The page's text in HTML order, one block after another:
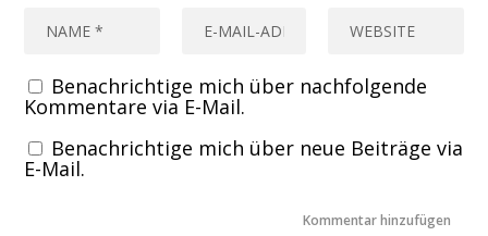
Benachrichtige mich über nachfolgende
Kommentare via E-Mail.
Benachrichtige mich über neue Beiträge via
E-Mail.